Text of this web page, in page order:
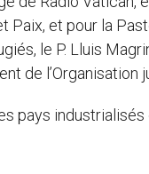
et pour la
le P. Lluis
de l’Organisation
pays